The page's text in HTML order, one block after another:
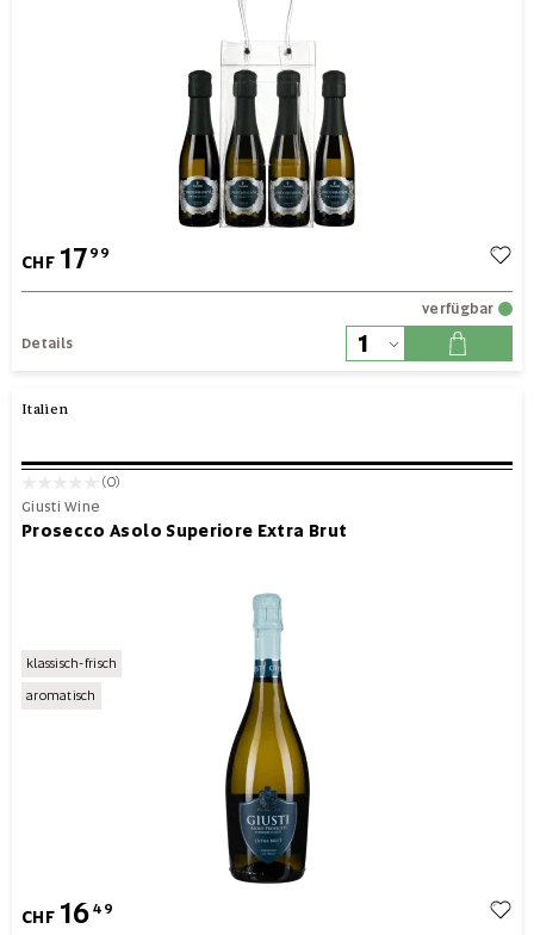
CHF 1799
verfügbar
Details
Italien
(0)
Giusti Wine
Prosecco Asolo Superiore Extra Brut
klassisch-frisch
aromatisch
CHF 1649